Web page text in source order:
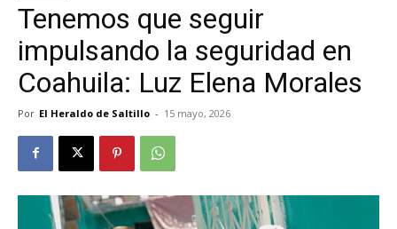
Tenemos que seguir
impulsando la seguridad en
Coahuila: Luz Elena Morales
Por El Heraldo de Saltillo - 15 mayo, 2026